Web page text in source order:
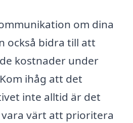
om dina
också bidra till att
kostnader under
ihåg att det
inte alltid är det
vara värt att prioritera